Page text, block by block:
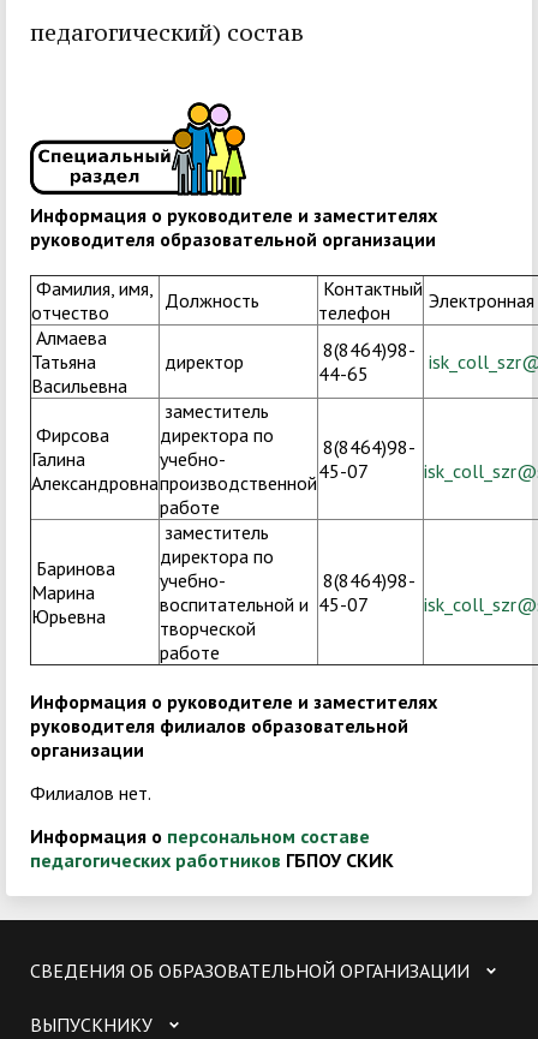
педагогический) состав
Информация о руководителе и заместителях
руководителя образовательной организации
Фамилия, имя,
отчество
Должность
Контактный
телефон
Алмаева
Татьяна
Васильевна
директор
8(8464)98-
44-65
Фирсова
Галина
Александровна
заместитель
директора по
учебно-
производственной
работе
8(8464)98-
45-07
Баринова
Марина
Юрьевна
заместитель
директора по
учебно-
воспитательной и
творческой
работе
8(8464)98-
45-07
Информация о руководителе и заместителях
руководителя филиалов образовательной
организации
Филиалов нет.
Информация о персональном составе
педагогических работников ГБПОУ СКИК
СВЕДЕНИЯ ОБ ОБРАЗОВАТЕЛЬНОЙ ОРГАНИЗАЦИИ
ВЫПУСКНИКУ